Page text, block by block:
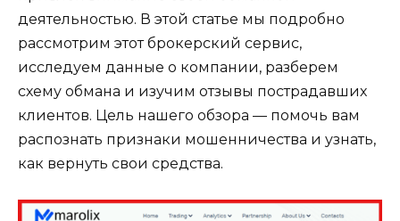
деятельностью. В этой статье мы подробно
рассмотрим этот брокерский сервис,
исследуем данные о компании, разберем
схему обмана и изучим отзывы пострадавших
клиентов. Цель нашего обзора — помочь вам
распознать признаки мошенничества и узнать,
как вернуть свои средства.